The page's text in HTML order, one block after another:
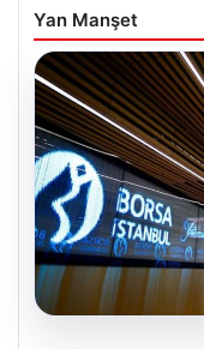
Yan Manşet